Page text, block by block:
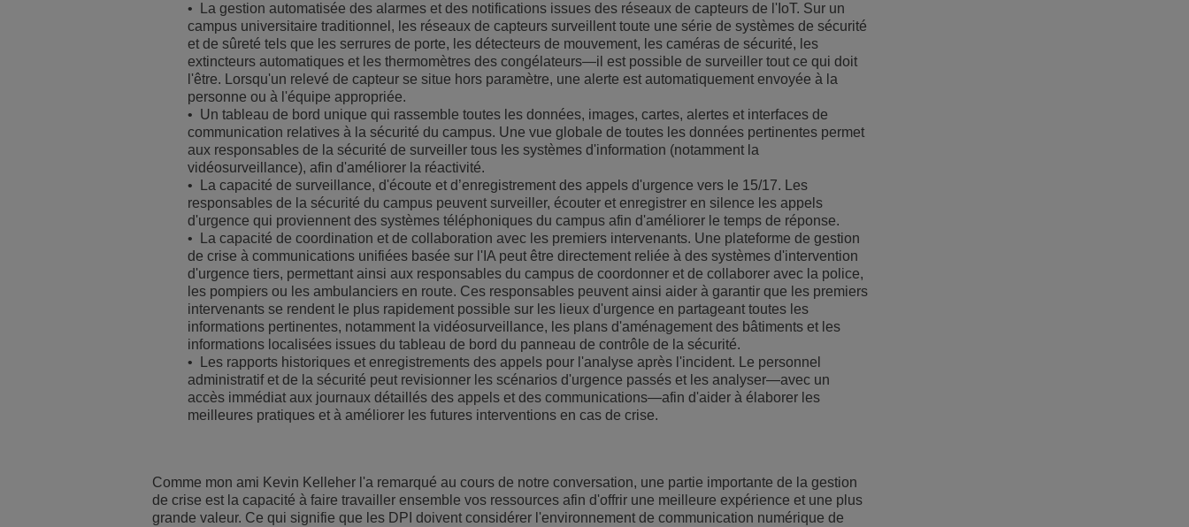
• La gestion automatisée des alarmes et des notifications issues des réseaux de capteurs de l'IoT. Sur un
campus universitaire traditionnel, les réseaux de capteurs surveillent toute une série de systèmes de sécurité
et de sûreté tels que les serrures de porte, les détecteurs de mouvement, les caméras de sécurité, les
extincteurs automatiques et les thermomètres des congélateurs—il est possible de surveiller tout ce qui doit
l'être. Lorsqu'un relevé de capteur se situe hors paramètre, une alerte est automatiquement envoyée à la
personne ou à l'équipe appropriée.
• Un tableau de bord unique qui rassemble toutes les données, images, cartes, alertes et interfaces de
communication relatives à la sécurité du campus. Une vue globale de toutes les données pertinentes permet
aux responsables de la sécurité de surveiller tous les systèmes d'information (notamment la
vidéosurveillance), afin d'améliorer la réactivité.
• La capacité de surveillance, d'écoute et d’enregistrement des appels d'urgence vers le 15/17. Les
responsables de la sécurité du campus peuvent surveiller, écouter et enregistrer en silence les appels
d'urgence qui proviennent des systèmes téléphoniques du campus afin d'améliorer le temps de réponse.
• La capacité de coordination et de collaboration avec les premiers intervenants. Une plateforme de gestion
de crise à communications unifiées basée sur l'IA peut être directement reliée à des systèmes d'intervention
d'urgence tiers, permettant ainsi aux responsables du campus de coordonner et de collaborer avec la police,
les pompiers ou les ambulanciers en route. Ces responsables peuvent ainsi aider à garantir que les premiers
intervenants se rendent le plus rapidement possible sur les lieux d'urgence en partageant toutes les
informations pertinentes, notamment la vidéosurveillance, les plans d'aménagement des bâtiments et les
informations localisées issues du tableau de bord du panneau de contrôle de la sécurité.
• Les rapports historiques et enregistrements des appels pour l'analyse après l'incident. Le personnel
administratif et de la sécurité peut revisionner les scénarios d'urgence passés et les analyser—avec un
accès immédiat aux journaux détaillés des appels et des communications—afin d'aider à élaborer les
meilleures pratiques et à améliorer les futures interventions en cas de crise.
Comme mon ami Kevin Kelleher l'a remarqué au cours de notre conversation, une partie importante de la gestion
de crise est la capacité à faire travailler ensemble vos ressources afin d'offrir une meilleure expérience et une plus
grande valeur. Ce qui signifie que les DPI doivent considérer l'environnement de communication numérique de